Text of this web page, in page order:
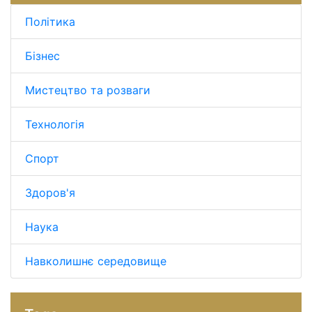
Політика
Бізнес
Мистецтво та розваги
Технологія
Спорт
Здоров'я
Наука
Навколишнє середовище